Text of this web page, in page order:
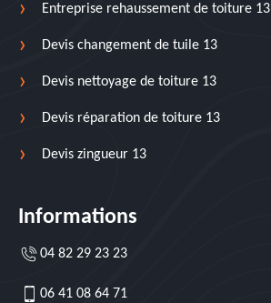
Entreprise rehaussement de toiture 13
Devis changement de tuile 13
Devis nettoyage de toiture 13
Devis réparation de toiture 13
Devis zingueur 13
Informations
04 82 29 23 23
06 41 08 64 71